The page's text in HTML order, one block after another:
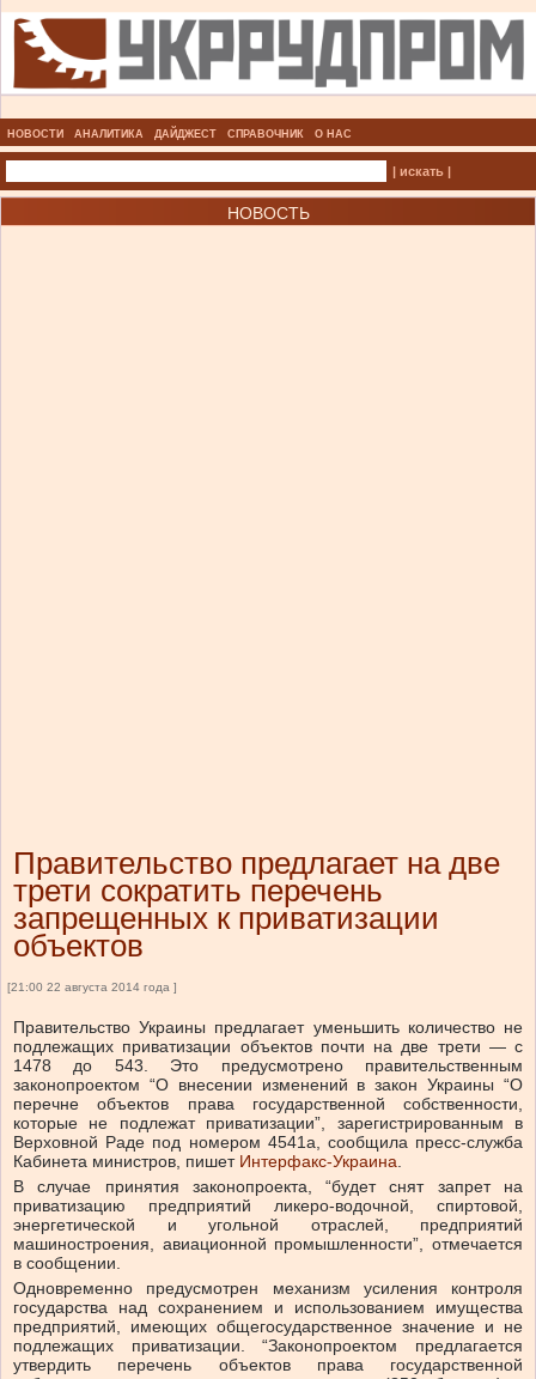
НОВОСТИ АНАЛИТИКА ДАЙДЖЕСТ СПРАВОЧНИК О НАС
| искать |
НОВОСТЬ
Правительство предлагает на две
трети сократить перечень
запрещенных к приватизации
объектов
[21:00 22 августа 2014 года ]
Правительство Украины предлагает уменьшить количество не
подлежащих приватизации объектов почти на две трети — с
1478 до 543. Это предусмотрено правительственным
законопроектом “О внесении изменений в закон Украины “О
перечне объектов права государственной собственности,
которые не подлежат приватизации”, зарегистрированным в
Верховной Раде под номером 4541а, сообщила пресс-служба
Кабинета министров, пишет Интерфакс-Украина.
В случае принятия законопроекта, “будет снят запрет на
приватизацию предприятий ликеро-водочной, спиртовой,
энергетической и угольной отраслей, предприятий
машиностроения, авиационной промышленности”, отмечается
в сообщении.
Одновременно предусмотрен механизм усиления контроля
государства над сохранением и использованием имущества
предприятий, имеющих общегосударственное значение и не
подлежащих приватизации. “Законопроектом предлагается
утвердить перечень объектов права государственной